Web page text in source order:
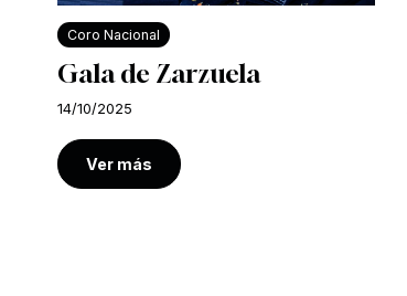
Coro Nacional
Gala de Zarzuela
14/10/2025
Ver más